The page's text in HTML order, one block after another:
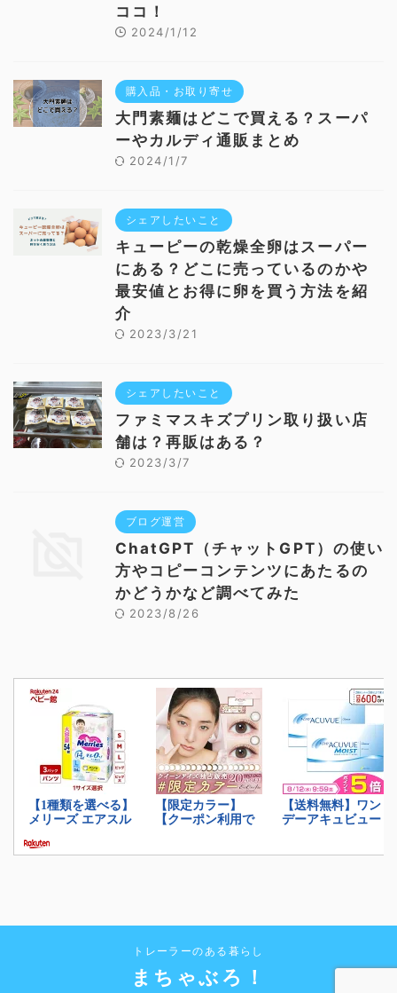
ココ！
2024/1/12
購入品・お取り寄せ
大門素麺はどこで買える？スーパ
ーやカルディ通販まとめ
2024/1/7
シェアしたいこと
キューピーの乾燥全卵はスーパー
にある？どこに売っているのかや
最安値とお得に卵を買う方法を紹
介
2023/3/21
シェアしたいこと
ファミマスキズプリン取り扱い店
舗は？再販はある？
2023/3/7
ブログ運営
ChatGPT（チャットGPT）の使い
方やコピーコンテンツにあたるの
かどうかなど調べてみた
2023/8/26
トレーラーのある暮らし
まちゃぶろ！